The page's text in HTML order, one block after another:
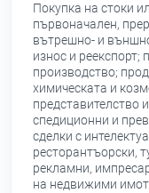
Покупка на стоки
първоначален,
вътрешно- и
износ и реекспорт;
производство;
химическата и
представителство
спедиционни и
сделки с
ресторантъорски,
рекламни,
на недвижими